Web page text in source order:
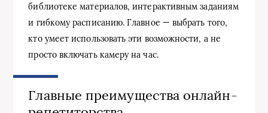
библиотеке материалов, интерактивным заданиям
и гибкому расписанию. Главное — выбрать того,
кто умеет использовать эти возможности, а не
просто включать камеру на час.
Главные преимущества онлайн-